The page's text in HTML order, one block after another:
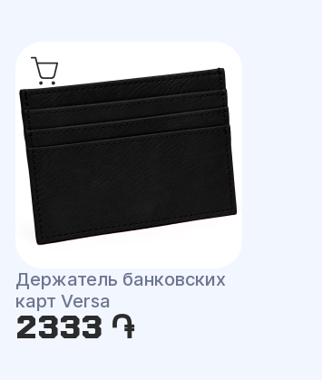
Держатель банковских
карт Versa
2333 ֏